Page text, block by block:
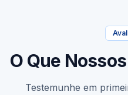
O Que
Testemunhe em